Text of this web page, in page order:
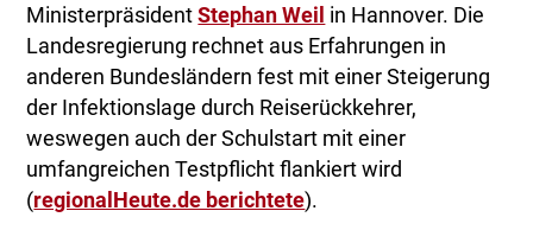
MinisterpräsidentStephan Weil in Hannover. Die
Landesregierung rechnet aus Erfahrungen in
anderen Bundesländern fest mit einer Steigerung
der Infektionslage durch Reiserückkehrer,
weswegen auch der Schulstart mit einer
umfangreichen Testpflicht flankiert wird
(regionalHeute.de berichtete).